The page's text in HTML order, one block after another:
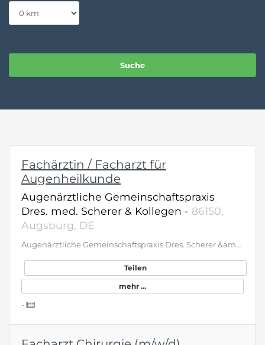
Fachärztin / Facharzt für
Augenheilkunde
Augenärztliche Gemeinschaftspraxis
Dres. med. Scherer & Kollegen - 86150,
Augsburg, DE
Augenärztliche Gemeinschaftspraxis Dres. Scherer &amp; Kollegen Fachärztin/Facharzt für Augenheilkunde (m/w/d) AUGSBURGER INNENSTADT Arbeiten, wo Medizin noch persönlich ist. Für unsere traditionsreiche Augenarztpraxis in zentraler Lage in Augsburg suchen wir zum nächstmöglichen Zeitpunkt eine/n engagierte/n Fachärztin/Facharzt für Augenheilkunde in Voll- oder Teilzeit. ÜBER UNS: Seit über 30 Jahren etablierte Praxis Nicht investorenbetrieben - unabhängig und werteorientiert Ein fester Standort TÄTIGKEITSFELD UNSERER PRAXIS: Breites Spektrum der Augenheilkunde Operative Tätigkeiten in den Bereichen: Kataraktchirurgie, Refraktive Chirurgie, Laserchirurgie Diagnostik und Behandlung der Makuladegeneration Behandlung diabetischer Netzhauterkrankungen / Gefäßverschlüssen Glaukomdiagnostik Orthoptik IHR PROFIL: Anerkennung des Facharztes für Augenheilkunde Erfahrung in der Augenheilkunde Professionalität, Einfühlsamkeit und Kollegialität Selbstständige und selbstsichere Arbeitsweise DAS BIETEN WIR: Attraktives Gehaltspaket Flexible Arbeitszeitmodelle (Voll- oder Teilzeit) Fokussierung auf Patienten durch Entlastung im administrativen/logistischen Bereich Interne und externe Entwicklungs- und Fortbildungsmöglichkeiten Abwechslungsreiches Tätigkeitsfeld Einbringung von Ideen und Gestaltungsspielraum Strukturierte Einarbeitung in engagiertem und wertschätzendem Team Kurze Kommunikationswege und Transparenz Moderne Infrastrukturen für eine optimale ambulante und operative Versorgung Familiäres Zusammenarbeiten und Teilnahme an Teamevents INTERESSE GEWECKT? Dann freuen wir uns auf Ihre Kontaktaufnahme! info@augen-scherer.de Praxis Dres. Scherer Martin-Luther-Platz 5 86150 Augsburg
Teilen
mehr ...
-